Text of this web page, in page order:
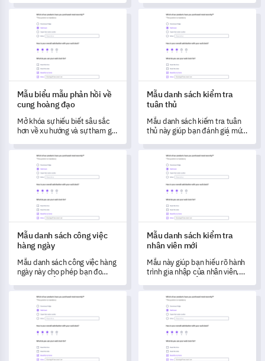
của bạn cảm nhận và liên hệ
với các giải thích về cung
hoàng đạo của họ.
Mẫu biểu mẫu phản hồi về cung hoàng đạo
Mẫu biểu mẫu phản hồi về
cung hoàng đạo
Mở khóa sự hiểu biết sâu sắc
hơn về xu hướng và sự tham gia
về cung hoàng đạo của bạn
bằng cách sử dụng mẫu biểu
mẫu phản hồi trực quan này.
Mẫu danh sách kiểm tra tuân
Mẫu danh sách kiểm tra
tuân thủ
Mẫu danh sách kiểm tra tuân
thủ này giúp bạn đánh giá mức
định của công ty, giúp bạn xác
định và giải quyết các lĩnh vực
cần cải thiện.
Mẫu danh sách công việc hàng ngày
Mẫu danh sách công việc
hàng ngày
Mẫu danh sách công việc hàng
ngày này cho phép bạn đo
chất của các công việc hàng
ngày của bạn.
Mẫu danh sách kiểm tra nhân
Mẫu danh sách kiểm tra
nhân viên mới
Mẫu này giúp bạn hiểu rõ hành
trình gia nhập của nhân viên,
trọng để chuyển đổi và nâng
cao chương trình đào tạo của
Mẫu danh sách kiểm tra kế hoạch sự kiệnMẫu danh sách kiểm tra sức